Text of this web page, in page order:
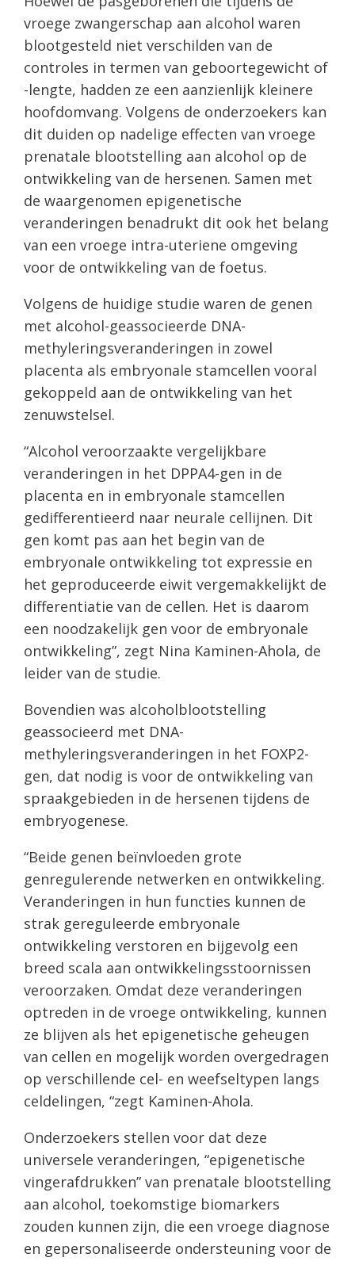
vroege zwangerschap aan alcohol waren
blootgesteld niet verschilden van de
controles in termen van geboortegewicht of
-lengte, hadden ze een aanzienlijk kleinere
hoofdomvang. Volgens de onderzoekers kan
dit duiden op nadelige effecten van vroege
prenatale blootstelling aan alcohol op de
ontwikkeling van de hersenen. Samen met
de waargenomen epigenetische
veranderingen benadrukt dit ook het belang
van een vroege intra-uteriene omgeving
voor de ontwikkeling van de foetus.
Volgens de huidige studie waren de genen
met alcohol-geassocieerde DNA-
methyleringsveranderingen in zowel
placenta als embryonale stamcellen vooral
gekoppeld aan de ontwikkeling van het
zenuwstelsel.
“Alcohol veroorzaakte vergelijkbare
veranderingen in het DPPA4-gen in de
placenta en in embryonale stamcellen
gedifferentieerd naar neurale cellijnen. Dit
gen komt pas aan het begin van de
embryonale ontwikkeling tot expressie en
het geproduceerde eiwit vergemakkelijkt de
differentiatie van de cellen. Het is daarom
een noodzakelijk gen voor de embryonale
ontwikkeling”, zegt Nina Kaminen-Ahola, de
leider van de studie.
Bovendien was alcoholblootstelling
geassocieerd met DNA-
methyleringsveranderingen in het FOXP2-
gen, dat nodig is voor de ontwikkeling van
spraakgebieden in de hersenen tijdens de
embryogenese.
“Beide genen beïnvloeden grote
genregulerende netwerken en ontwikkeling.
Veranderingen in hun functies kunnen de
strak gereguleerde embryonale
ontwikkeling verstoren en bijgevolg een
breed scala aan ontwikkelingsstoornissen
veroorzaken. Omdat deze veranderingen
optreden in de vroege ontwikkeling, kunnen
ze blijven als het epigenetische geheugen
van cellen en mogelijk worden overgedragen
op verschillende cel- en weefseltypen langs
celdelingen, “zegt Kaminen-Ahola.
Onderzoekers stellen voor dat deze
universele veranderingen, “epigenetische
vingerafdrukken” van prenatale blootstelling
aan alcohol, toekomstige biomarkers
zouden kunnen zijn, die een vroege diagnose
en gepersonaliseerde ondersteuning voor de